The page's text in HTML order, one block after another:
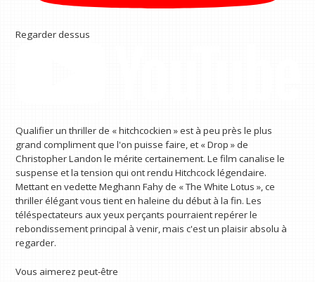
Regarder dessus
Qualifier un thriller de « hitchcockien » est à peu près le plus
grand compliment que l'on puisse faire, et « Drop » de
Christopher Landon le mérite certainement. Le film canalise le
suspense et la tension qui ont rendu Hitchcock légendaire.
Mettant en vedette Meghann Fahy de « The White Lotus », ce
thriller élégant vous tient en haleine du début à la fin. Les
téléspectateurs aux yeux perçants pourraient repérer le
rebondissement principal à venir, mais c'est un plaisir absolu à
regarder.
Vous aimerez peut-être